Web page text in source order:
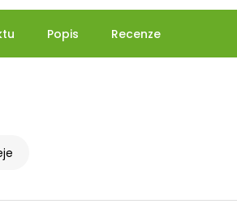
Popis Recenze